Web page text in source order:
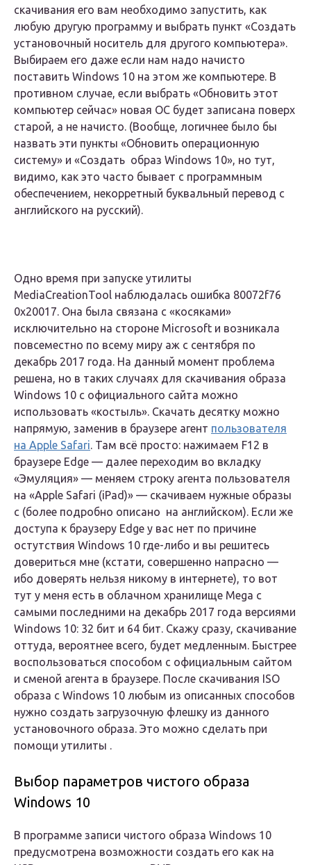
скачивания его вам необходимо запустить, как
любую другую программу и выбрать пункт «Создать
установочный носитель для другого компьютера».
Выбираем его даже если нам надо начисто
поставить Windows 10 на этом же компьютере. В
противном случае, если выбрать «Обновить этот
компьютер сейчас» новая ОС будет записана поверх
старой, а не начисто. (Вообще, логичнее было бы
назвать эти пункты «Обновить операционную
систему» и «Создать образ Windows 10», но тут,
видимо, как это часто бывает с программным
обеспечением, некорретный буквальный перевод с
английского на русский).
Одно время при запуске утилиты
MediaCreationTool наблюдалась ошибка 80072f76
0x20017. Она была связана с «косяками»
исключительно на стороне Microsoft и возникала
повсеместно по всему миру аж с сентября по
декабрь 2017 года. На данный момент проблема
решена, но в таких случаях для скачивания образа
Windows 10 с официального сайта можно
использовать «костыль». Скачать десятку можно
напрямую, заменив в браузере агент пользователя
на Apple Safari. Там всё просто: нажимаем F12 в
браузере Edge — далее переходим во вкладку
«Эмуляция» — меняем строку агента пользователя
на «Apple Safari (iPad)» — скачиваем нужные образы
с (более подробно описано на английском). Если же
доступа к браузеру Edge у вас нет по причине
остутствия Windows 10 где-либо и вы решитесь
довериться мне (кстати, совершенно напрасно —
ибо доверять нельзя никому в интернете), то вот
тут у меня есть в облачном хранилище Mega с
самыми последними на декабрь 2017 года версиями
Windows 10: 32 бит и 64 бит. Скажу сразу, скачивание
оттуда, вероятнее всего, будет медленным. Быстрее
воспользоваться способом с официальным сайтом
и сменой агента в браузере. После скачивания ISO
образа с Windows 10 любым из описанных способов
нужно создать загрузочную флешку из данного
установочного образа. Это можно сделать при
помощи утилиты .
Выбор параметров чистого образа
Windows 10
В программе записи чистого образа Windows 10
предусмотрена возможности создать его как на